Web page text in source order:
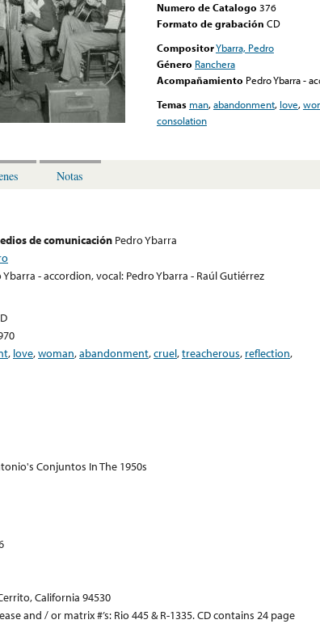
Numero de Catalogo 376
Formato de grabación CD
CompositorYbarra, Pedro
Género Ranchera
Acompañamiento Pedro Ybarra -
Temas man,abandonment, love,
consolation
Notas
de comunicación Pedro Ybarra
Ybarra - accordion, vocal: Pedro Ybarra - Raúl Gutiérrez
, love,woman,abandonment,cruel,treacherous, reflection,
Conjuntos In The 1950s
California 94530
and / or matrix #’s: Rio 445 & R-1335. CD contains 24 page